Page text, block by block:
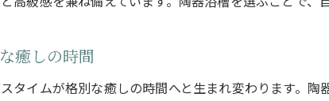
自宅リフォームなら陶器浴槽がお
陶器浴槽購入で叶う自宅リ
癒しの時間
タイムが格別な癒しの時間へと生まれ変わります。